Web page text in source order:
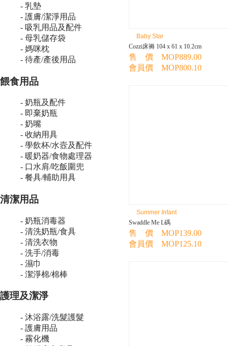
- 乳墊
- 護膚/潔淨用品
- 吸乳用品及配件
- 母乳儲存袋
- 媽咪枕
- 待產/產後用品
餵食用品
- 奶瓶及配件
- 即棄奶瓶
- 奶嘴
- 收納用具
- 學飲杯/水壼及配件
- 暖奶器/食物處理器
- 口水肩/吃飯圍兜
- 餐具/輔助用具
清潔用品
- 奶瓶消毒器
- 清洗奶瓶/食具
- 清洗衣物
- 洗手/消毒
- 濕巾
- 潔淨棉/棉棒
護理及潔淨
- 沐浴露/洗髮護髮
- 護膚用品
- 霧化機
Baby Star
Cozzi床褥 104 x 61 x 10.2cm
售 價 MOP889.00
會員價 MOP800.10
Summer Infant
Swaddle Me L碼
售 價 MOP139.00
會員價 MOP125.10